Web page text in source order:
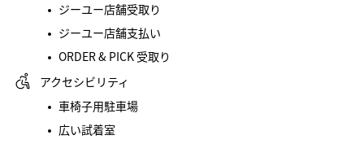
ジーユー店舗受取り
ジーユー店舗支払い
ORDER & PICK 受取り
アクセシビリティ
車椅子用駐車場
広い試着室